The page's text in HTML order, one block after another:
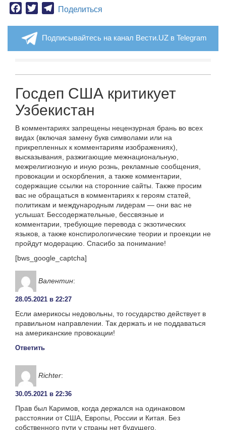
Facebook
TwitterTelegram
Поделиться
Подписывайтесь на канал Вести.UZ в Telegram
Госдеп США критикует
Узбекистан
В комментариях запрещены нецензурная брань во всех
видах (включая замену букв символами или на
прикрепленных к комментариям изображениях),
высказывания, разжигающие межнациональную,
межрелигиозную и иную рознь, рекламные сообщения,
провокации и оскорбления, а также комментарии,
содержащие ссылки на сторонние сайты. Также просим
вас не обращаться в комментариях к героям статей,
политикам и международным лидерам — они вас не
услышат. Бессодержательные, бессвязные и
комментарии, требующие перевода с экзотических
языков, а также конспирологические теории и проекции не
пройдут модерацию. Спасибо за понимание!
[bws_google_captcha]
Валентин:
28.05.2021 в 22:27
Если америкосы недовольны, то государство действует в
правильном направлении. Так держать и не поддаваться
на американские провокации!
Ответить
Richter:
30.05.2021 в 22:36
Прав был Каримов, когда держался на одинаковом
расстоянии от США, Европы, России и Китая. Без
собственного пути у страны нет будущего.